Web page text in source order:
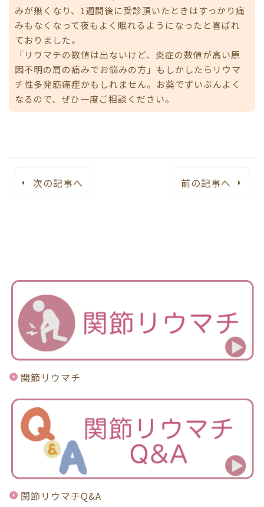
みが無くなり、1週間後に受診頂いたときはすっかり痛
みもなくなって夜もよく眠れるようになったと喜ばれ
ておりました。
「リウマチの数値は出ないけど、炎症の数値が高い原
因不明の肩の痛みでお悩みの方」もしかしたらリウマ
チ性多発筋痛症かもしれません。お薬でずいぶんよく
なるので、ぜひ一度ご相談ください。
次の記事へ 前の記事へ
関節リウマチ
関節リウマチQ&A